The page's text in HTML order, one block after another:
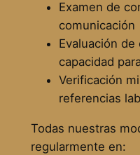
Examen de
comunicación
Evaluación
capacidad
Verificación
referencias
Todas nuestras
regularmente en: